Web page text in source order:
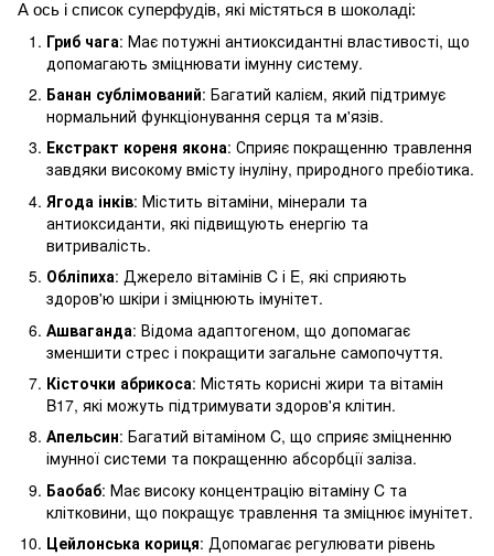
А ось і список суперфудів, які містяться в шоколаді:
Гриб чага: Має потужні антиоксидантні властивості, що
допомагають зміцнювати імунну систему.
Банан сублімований: Багатий калієм, який підтримує
нормальний функціонування серця та м'язів.
Екстракт кореня якона: Сприяє покращенню травлення
завдяки високому вмісту інуліну, природного пребіотика.
Ягода інків: Містить вітаміни, мінерали та
антиоксиданти, які підвищують енергію та
витривалість.
Обліпиха: Джерело вітамінів C і E, які сприяють
здоров'ю шкіри і зміцнюють імунітет.
Ашваганда: Відома адаптогеном, що допомагає
зменшити стрес і покращити загальне самопочуття.
Кісточки абрикоса: Містять корисні жири та вітамін
B17, які можуть підтримувати здоров'я клітин.
Апельсин: Багатий вітаміном C, що сприяє зміцненню
імунної системи та покращенню абсорбції заліза.
Баобаб: Має високу концентрацію вітаміну C та
клітковини, що покращує травлення та зміцнює імунітет.
Цейлонська кориця: Допомагає регулювати рівень